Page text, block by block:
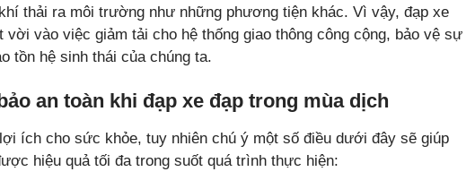
thải ra môi trường như những phương tiện khác. Vì vậy, đạp xe
vời vào việc giảm tải cho hệ thống giao thông công cộng, bảo vệ sự
tồn hệ sinh thái của chúng ta.
an toàn khi đạp xe đạp trong mùa dịch
ích cho sức khỏe, tuy nhiên chú ý một số điều dưới đây sẽ giúp
hiệu quả tối đa trong suốt quá trình thực hiện: